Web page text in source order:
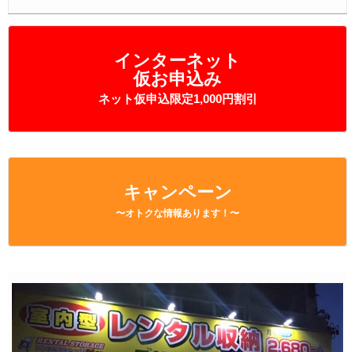
インターネット
仮お申込み
ネット仮申込限定1,000円割引
キャンペーン
〜オトクな情報あります！〜